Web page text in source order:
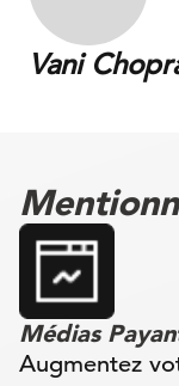
Vani
Médias
Augmentez